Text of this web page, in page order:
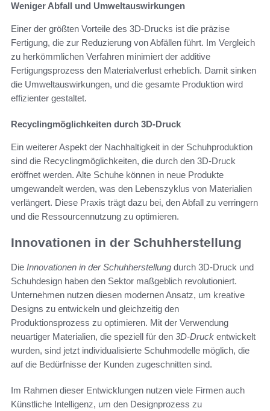
Weniger Abfall und Umweltauswirkungen
Einer der größten Vorteile des 3D-Drucks ist die präzise
Fertigung, die zur Reduzierung von Abfällen führt. Im Vergleich
zu herkömmlichen Verfahren minimiert der additive
Fertigungsprozess den Materialverlust erheblich. Damit sinken
die Umweltauswirkungen, und die gesamte Produktion wird
effizienter gestaltet.
Recyclingmöglichkeiten durch 3D-Druck
Ein weiterer Aspekt der Nachhaltigkeit in der Schuhproduktion
sind die Recyclingmöglichkeiten, die durch den 3D-Druck
eröffnet werden. Alte Schuhe können in neue Produkte
umgewandelt werden, was den Lebenszyklus von Materialien
verlängert. Diese Praxis trägt dazu bei, den Abfall zu verringern
und die Ressourcennutzung zu optimieren.
Innovationen in der Schuhherstellung
Die Innovationen in der Schuhherstellung durch 3D-Druck und
Schuhdesign haben den Sektor maßgeblich revolutioniert.
Unternehmen nutzen diesen modernen Ansatz, um kreative
Designs zu entwickeln und gleichzeitig den
Produktionsprozess zu optimieren. Mit der Verwendung
neuartiger Materialien, die speziell für den 3D-Druck entwickelt
wurden, sind jetzt individualisierte Schuhmodelle möglich, die
auf die Bedürfnisse der Kunden zugeschnitten sind.
Im Rahmen dieser Entwicklungen nutzen viele Firmen auch
Künstliche Intelligenz, um den Designprozess zu